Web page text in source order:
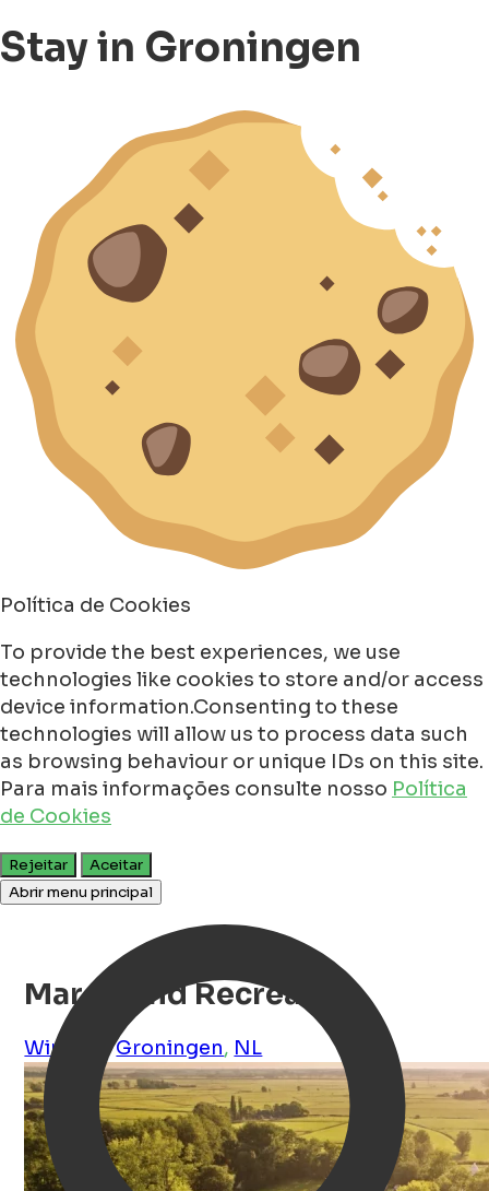
Stay in Groningen
Política de Cookies
To provide the best experiences, we use
technologies like cookies to store and/or access
device information.Consenting to these
technologies will allow us to process data such
as browsing behaviour or unique IDs on this site.
Para mais informações consulte nosso Política
de Cookies
Rejeitar
Aceitar
Abrir menu principal
Marenland Recreatie
Winsum ,Groningen, NL